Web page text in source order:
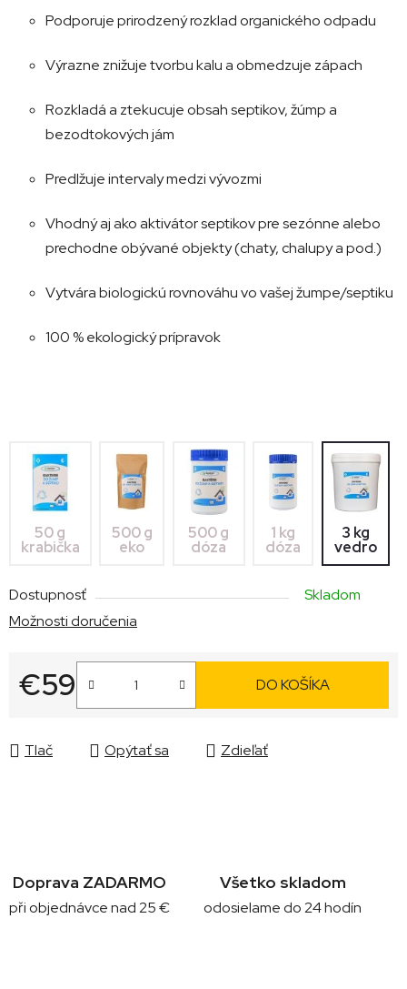
Podporuje prirodzený rozklad organického odpadu
Výrazne znižuje tvorbu kalu a obmedzuje zápach
Rozkladá a ztekucuje obsah septikov, žúmp a
bezodtokových jám
Predlžuje intervaly medzi vývozmi
Vhodný aj ako aktivátor septikov pre sezónne alebo
prechodne obývané objekty (chaty, chalupy a pod.)
Vytvára biologickú rovnováhu vo vašej žumpe/septiku
100 % ekologický prípravok
50 g
krabička
500 g
eko
500 g
dóza
1 kg
dóza
3 kg
vedro
Dostupnosť
Skladom
Možnosti doručenia
€59
Jednotková cena:
DO KOŠÍKA
Tlač Opýtať sa Zdieľať
Doprava ZADARMO
při objednávce nad 25 €
Všetko skladom
odosielame do 24 hodín